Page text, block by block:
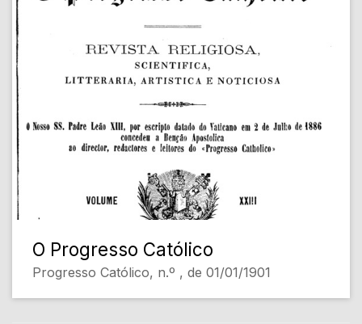
O Progresso Católico
Progresso Católico, n.º , de 01/01/1901